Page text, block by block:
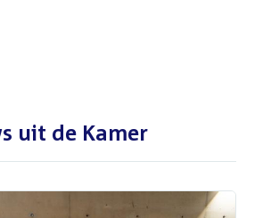
uit de Kamer